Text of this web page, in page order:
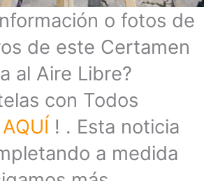
o fotos de
de este Certamen
al Aire Libre?
con Todos
AQUÍ ! . Esta noticia
a medida